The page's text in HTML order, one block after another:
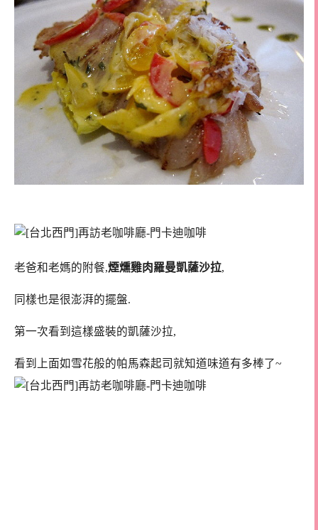
老爸和老媽的附餐,煙燻雞肉羅曼凱薩沙拉,
同樣也是很澎湃的擺盤.
第一次看到這樣盛裝的凱薩沙拉,
看到上面如雪花般的帕馬森起司就知道味道有多棒了~